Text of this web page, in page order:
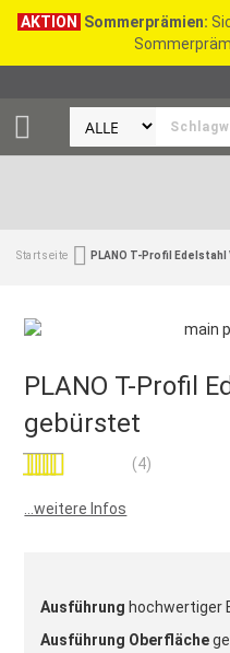
AKTION Sommerprämien:
Startseite PLANO T-Profil
PLANO T-Profil
gebürstet
(4)
...weitere Infos
Ausführung hochwertiger
Ausführung Oberfläche